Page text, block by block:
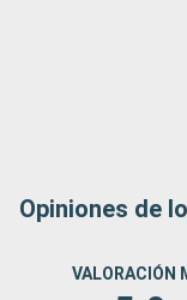
Opiniones de
VALORACIÓN